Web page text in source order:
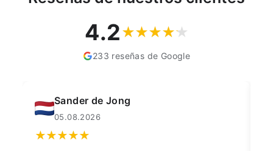
4.2
233 reseñas de Google
Muahmmet Karadag
04.08.2026